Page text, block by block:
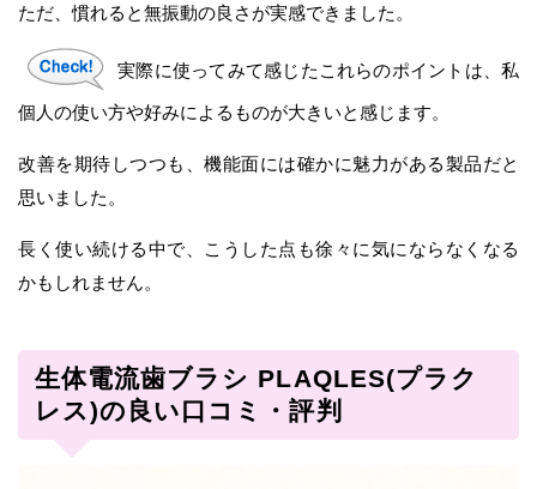
ただ、慣れると無振動の良さが実感できました。
実際に使ってみて感じたこれらのポイントは、私
個人の使い方や好みによるものが大きいと感じます。
改善を期待しつつも、機能面には確かに魅力がある製品だと
思いました。
長く使い続ける中で、こうした点も徐々に気にならなくなる
かもしれません。
生体電流歯ブラシ PLAQLES(プラク
レス)の良い口コミ・評判